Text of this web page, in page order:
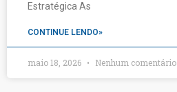
Estratégica As
CONTINUE LENDO»
maio 18, 2026 Nenhum comentário